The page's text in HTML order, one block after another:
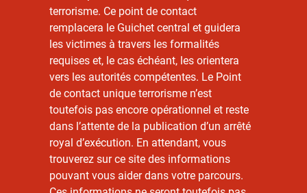
terrorisme. Ce point de contact
remplacera le Guichet central et guidera
les victimes à travers les formalités
requises et, le cas échéant, les orientera
vers les autorités compétentes. Le Point
de contact unique terrorisme n’est
toutefois pas encore opérationnel et reste
dans l’attente de la publication d’un arrêté
royal d’exécution. En attendant, vous
trouverez sur ce site des informations
pouvant vous aider dans votre parcours.